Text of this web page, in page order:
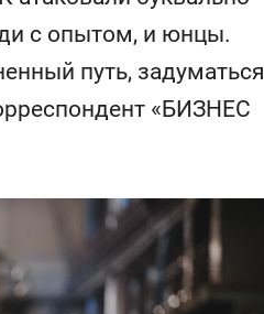
с опытом, и юнцы.
путь, задуматься
«БИЗНЕС
состоянием как основа
команд